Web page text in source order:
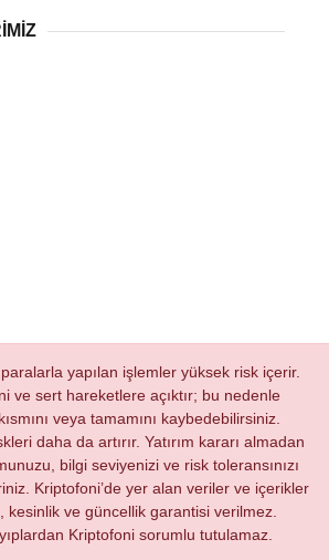
paralarla yapılan işlemler yüksek risk içerir.
ve sert hareketlere açıktır; bu nedenle
veya tamamını kaybedebilirsiniz.
daha da artırır. Yatırım kararı almadan
bilgi seviyenizi ve risk toleransınızı
Kriptofoni’de yer alan veriler ve içerikler
kesinlik ve güncellik garantisi verilmez.
Kriptofoni sorumlu tutulamaz.